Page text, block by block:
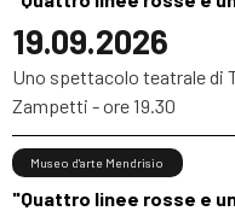
19.09.2026
Uno spettacolo teatrale di
Zampetti - ore 19.30
"Quattro linee rosse e
Museo d'arte Mendrisio